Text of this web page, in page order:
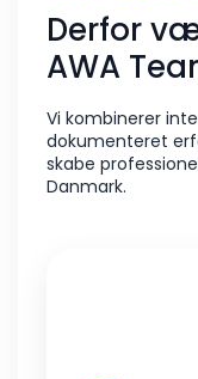
Derfor
AWA
Vi kombinerer
dokumenteret
skabe
Danmark.